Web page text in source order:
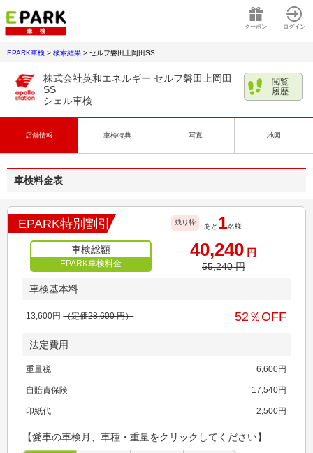
クーポン ログイン
EPARK車検 > 検索結果 > セルフ磐田上岡田SS
株式会社英和エネルギー セルフ磐田上岡田
SS
シェル車検
閲覧
履歴
店舗情報 車検特典 写真 地図
車検料金表
EPARK特別割引 残り枠
あと 1名様
車検総額
EPARK車検料金
40,240 円
55,240円
車検基本料
13,600円 （定価28,600円） 52％OFF
法定費用
重量税 6,600円
自賠責保険 17,540円
印紙代 2,500円
【愛車の車検月、車種・重量をクリックしてください】